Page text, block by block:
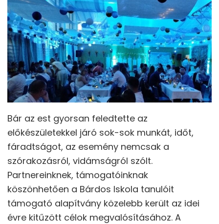
Bár az est gyorsan feledtette az
előkészületekkel járó sok-sok munkát, időt,
fáradtságot, az esemény nemcsak a
szórakozásról, vidámságról szólt.
Partnereinknek, támogatóinknak
köszönhetően a Bárdos Iskola tanulóit
támogató alapítvány közelebb került az idei
évre kitűzött célok megvalósításához. A